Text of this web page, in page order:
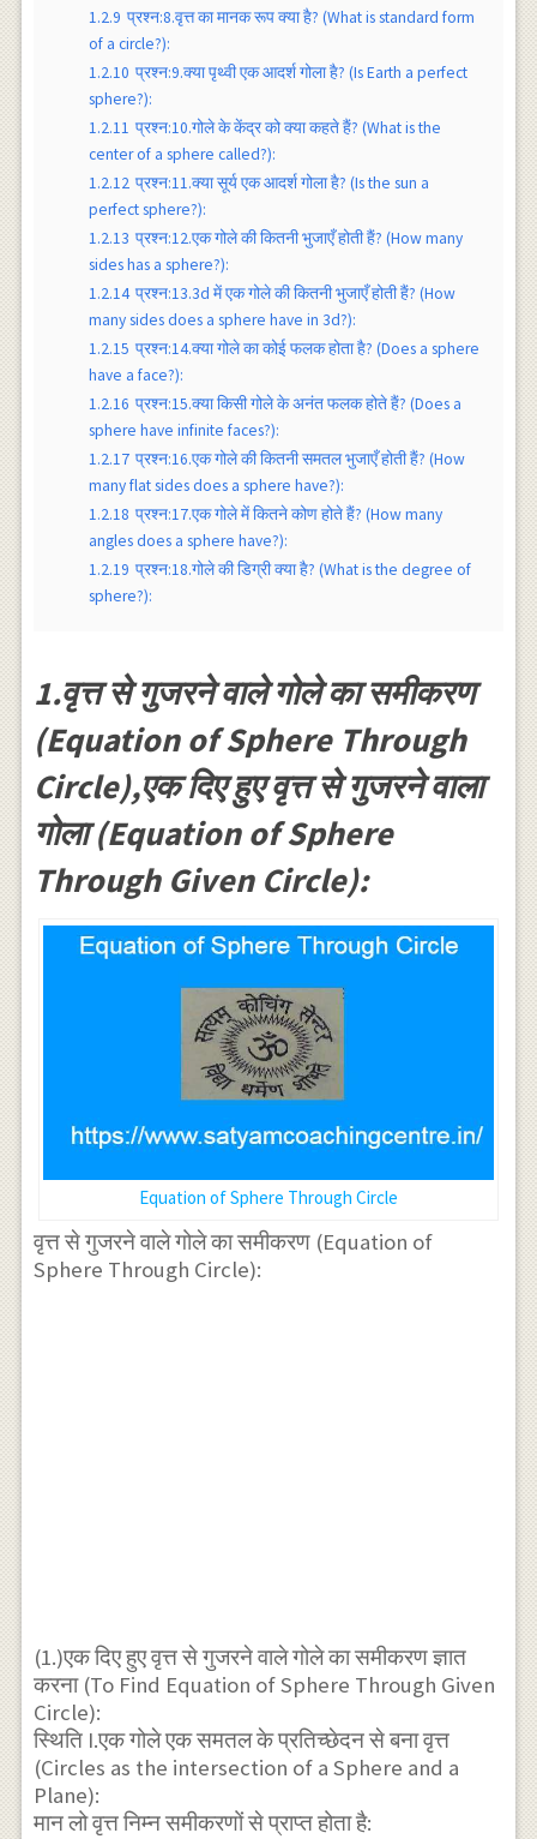
1.2.9 प्रश्न:8.वृत्त का मानक रूप क्या है? (What is standard form
of a circle?):
1.2.10 प्रश्न:9.क्या पृथ्वी एक आदर्श गोला है? (Is Earth a perfect
sphere?):
1.2.11 प्रश्न:10.गोले के केंद्र को क्या कहते हैं? (What is the
center of a sphere called?):
1.2.12 प्रश्न:11.क्या सूर्य एक आदर्श गोला है? (Is the sun a
perfect sphere?):
1.2.13 प्रश्न:12.एक गोले की कितनी भुजाएँ होती हैं? (How many
sides has a sphere?):
1.2.14 प्रश्न:13.3d में एक गोले की कितनी भुजाएँ होती हैं? (How
many sides does a sphere have in 3d?):
1.2.15 प्रश्न:14.क्या गोले का कोई फलक होता है? (Does a sphere
have a face?):
1.2.16 प्रश्न:15.क्या किसी गोले के अनंत फलक होते हैं? (Does a
sphere have infinite faces?):
1.2.17 प्रश्न:16.एक गोले की कितनी समतल भुजाएँ होती हैं? (How
many flat sides does a sphere have?):
1.2.18 प्रश्न:17.एक गोले में कितने कोण होते हैं? (How many
angles does a sphere have?):
1.2.19 प्रश्न:18.गोले की डिग्री क्या है? (What is the degree of
sphere?):
1.वृत्त से गुजरने वाले गोले का समीकरण
(Equation of Sphere Through
Circle),एक दिए हुए वृत्त से गुजरने वाला
गोला (Equation of Sphere
Through Given Circle):
Equation of Sphere Through Circle
वृत्त से गुजरने वाले गोले का समीकरण (Equation of
Sphere Through Circle):
(1.)एक दिए हुए वृत्त से गुजरने वाले गोले का समीकरण ज्ञात
करना (To Find Equation of Sphere Through Given
Circle):
स्थिति I.एक गोले एक समतल के प्रतिच्छेदन से बना वृत्त
(Circles as the intersection of a Sphere and a
Plane):
मान लो वृत्त निम्न समीकरणों से प्राप्त होता है: